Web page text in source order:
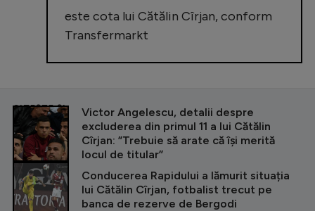
este cota lui Cătălin Cîrjan, conform
Transfermarkt
CITEȘTE ȘI
Victor Angelescu, detalii despre
excluderea din primul 11 a lui Cătălin
Cîrjan: ”Trebuie să arate că își merită
locul de titular”
Conducerea Rapidului a lămurit situația
lui Cătălin Cîrjan, fotbalist trecut pe
banca de rezerve de Bergodi